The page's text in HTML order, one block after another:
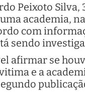
Peixoto
academia,
com
sendo
afirmar se
e a